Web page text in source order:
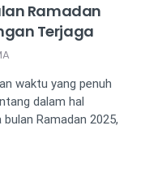
Ramadan
Terjaga
waktu yang penuh
dalam hal
Ramadan 2025,